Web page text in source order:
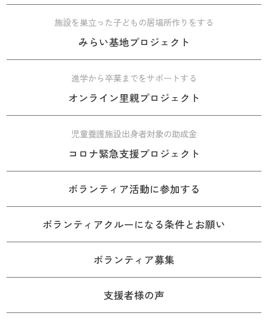
施設を巣立った子どもの居場所作りをする
みらい基地プロジェクト
進学から卒業までをサポートする
オンライン里親プロジェクト
児童養護施設出身者対象の助成金
コロナ緊急支援プロジェクト
ボランティア活動に参加する
ボランティアクルーになる条件とお願い
ボランティア募集
支援者様の声